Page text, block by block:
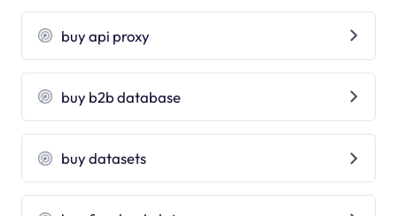
buy api proxy
buy b2b database
buy datasets